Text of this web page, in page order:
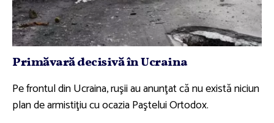
Primăvară decisivă în Ucraina
Pe frontul din Ucraina, ruşii au anunţat că nu există niciun
plan de armistiţiu cu ocazia Paştelui Ortodox.